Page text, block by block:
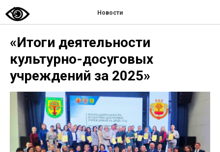
Новости
«Итоги деятельности
культурно-досуговых
учреждений за 2025»